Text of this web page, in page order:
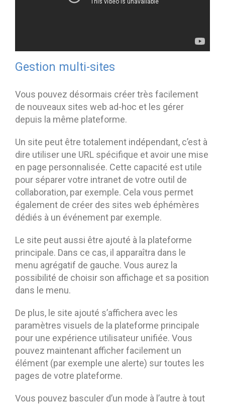
Gestion multi-sites
Vous pouvez désormais créer très facilement
de nouveaux sites web ad-hoc et les gérer
depuis la même plateforme.
Un site peut être totalement indépendant, c’est à
dire utiliser une URL spécifique et avoir une mise
en page personnalisée. Cette capacité est utile
pour séparer votre intranet de votre outil de
collaboration, par exemple. Cela vous permet
également de créer des sites web éphémères
dédiés à un événement par exemple.
Le site peut aussi être ajouté à la plateforme
principale. Dans ce cas, il apparaîtra dans le
menu agrégatif de gauche. Vous aurez la
possibilité de choisir son affichage et sa position
dans le menu.
De plus, le site ajouté s’affichera avec les
paramètres visuels de la plateforme principale
pour une expérience utilisateur unifiée. Vous
pouvez maintenant afficher facilement un
élément (par exemple une alerte) sur toutes les
pages de votre plateforme.
Vous pouvez basculer d’un mode à l’autre à tout